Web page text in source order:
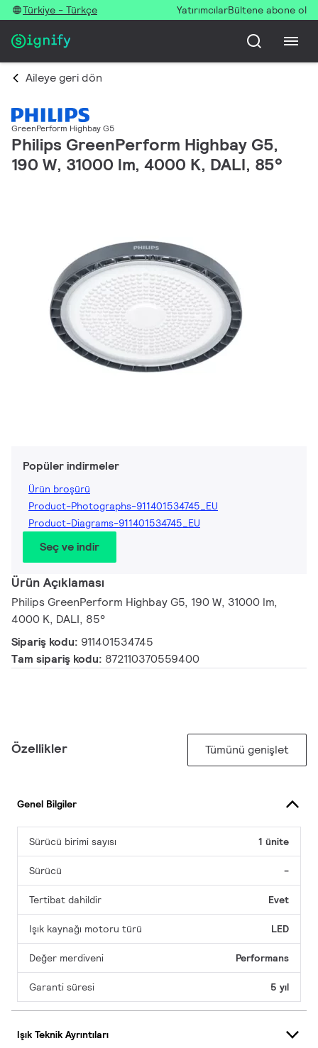
Türkiye - Türkçe YatırımcılarBültene abone ol
Aileye geri dön
GreenPerform Highbay G5
Philips GreenPerform Highbay G5,
190 W, 31000 lm, 4000 K, DALI, 85°
Popüler indirmeler
Ürün broşürü
Product-Photographs-911401534745_EU
Product-Diagrams-911401534745_EU
Seç ve indir
Ürün Açıklaması
Philips GreenPerform Highbay G5, 190 W, 31000 lm,
4000 K, DALI, 85°
Sipariş kodu: 911401534745
Tam sipariş kodu: 872110370559400
Özellikler Tümünü genişlet
Genel Bilgiler
Sürücü birimi sayısı 1 ünite
Sürücü -
Tertibat dahildir Evet
Işık kaynağı motoru türü LED
Değer merdiveni Performans
Garanti süresi 5 yıl
Işık Teknik Ayrıntıları